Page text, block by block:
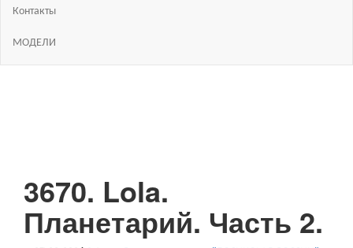
Контакты
МОДЕЛИ
3670. Lola.
Планетарий. Часть 2.